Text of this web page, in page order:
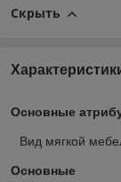
Скрыть
Основные
Вид мягкой
Основные